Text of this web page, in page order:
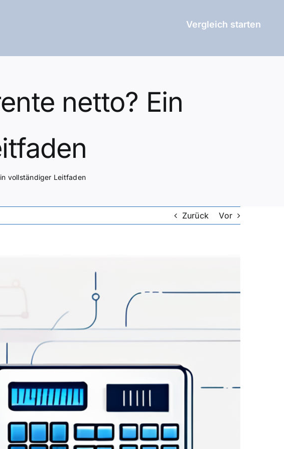
Vergleich starten
netto? Ein
vollständiger Leitfaden
Zurück Vor